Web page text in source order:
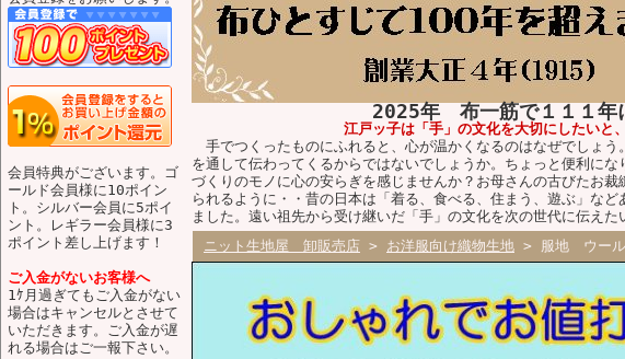
会員特典がございます。ゴ
ールド会員様に10ポイン
ト。シルバー会員に5ポイ
ント。レギラー会員様に3
ポイント差し上げます！
ご入金がないお客様へ
1ｹ月過ぎてもご入金がない
場合はキャンセルとさせて
いただきます。ご入金が遅
れる場合はご一報下さい。
2025年 布一筋で１１１年
江戸ッ子は「手」の文化を大切にしたいと
手でつくったものにふれると、心が温かくなるのはなぜでしょ
を通して伝わってくるからではないでしょうか。ちょっと便利に
づくりのモノに心の安らぎを感じませんか？お母さんの古びたお
られるように・・昔の日本は「着る、食べる、住まう、遊ぶ」な
ました。遠い祖先から受け継いだ「手」の文化を次の世代に伝えた
ニット生地屋 卸販売店 > お洋服向け織物生地 > 服地 ウール